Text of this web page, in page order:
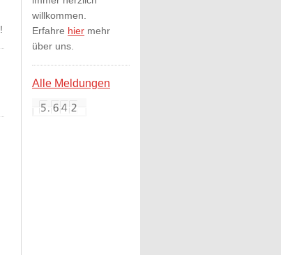
!
willkommen.
Erfahre hier mehr
über uns.
Alle Meldungen